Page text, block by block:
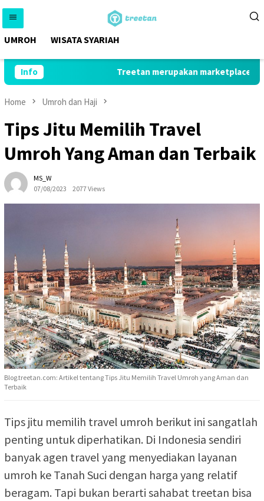
Skip
content
UMROH WISATA SYARIAH
Info Treetan merupakan marketplace
Home Umroh dan Haji
Tips Jitu Memilih Travel
Umroh Yang Aman dan Terbaik
MS_W
07/08/2023
2077 Views
Blog.treetan.com: Artikel tentang Tips Jitu Memilih Travel Umroh yang Aman dan
Terbaik
Tips jitu memilih travel umroh berikut ini sangatlah
penting untuk diperhatikan. Di Indonesia sendiri
banyak agen travel yang menyediakan layanan
umroh ke Tanah Suci dengan harga yang relatif
beragam. Tapi bukan berarti sahabat treetan bisa